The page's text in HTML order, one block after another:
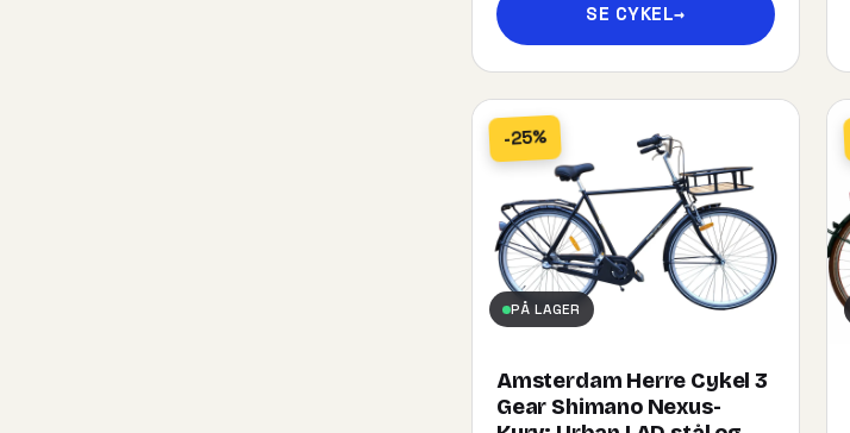
SE CYKEL→
-25%
PÅ LAGER
Amsterdam Herre Cykel 3
Gear Shimano Nexus-